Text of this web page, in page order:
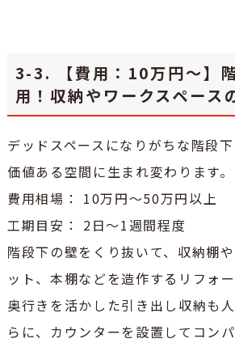
3-3. 【費用：10万円～】
用！収納やワークスペース
デッドスペースになりがちな階段
価値ある空間に生まれ変わります。
費用相場： 10万円～50万円以上
工期目安： 2日～1週間程度
階段下の壁をくり抜いて、収納棚
ット、本棚などを造作するリフォー
奥行きを活かした引き出し収納も
らに、カウンターを設置してコン